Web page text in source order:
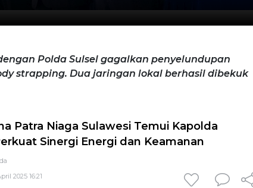
Polda Sulsel gagalkan penyelundupan
strapping. Dua jaringan lokal berhasil dibekuk
Patra Niaga Sulawesi Temui Kapolda
Sinergi Energi dan Keamanan
2025 16:21